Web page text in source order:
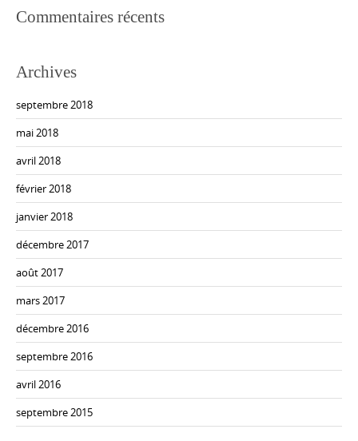
Commentaires récents
Archives
septembre 2018
mai 2018
avril 2018
février 2018
janvier 2018
décembre 2017
août 2017
mars 2017
décembre 2016
septembre 2016
avril 2016
septembre 2015